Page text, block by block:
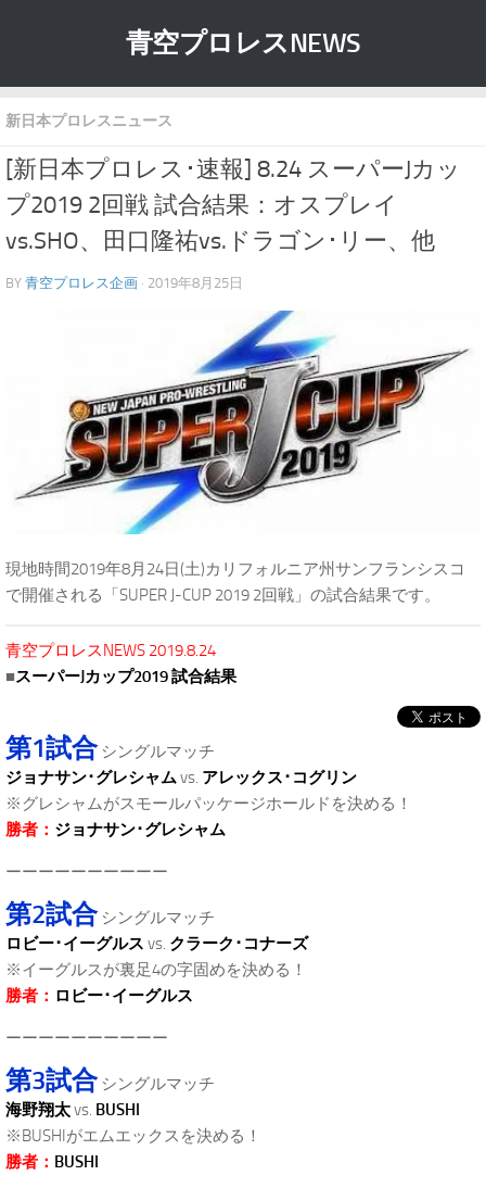
青空プロレスNEWS
新日本プロレスニュース
[新日本プロレス･速報] 8.24 スーパーJカッ
プ2019 2回戦 試合結果：オスプレイ
vs.SHO、田口隆祐vs.ドラゴン･リー、他
BY 青空プロレス企画 · 2019年8月25日
現地時間2019年8月24日(土)カリフォルニア州サンフランシスコ
で開催される「SUPER J-CUP 2019 2回戦」の試合結果です。
青空プロレスNEWS 2019.8.24
■スーパーJカップ2019 試合結果
第1試合シングルマッチ
ジョナサン･グレシャムvs. アレックス･コグリン
※グレシャムがスモールパッケージホールドを決める！
勝者： ジョナサン･グレシャム
ーーーーーーーーーー
第2試合シングルマッチ
ロビー･イーグルス vs. クラーク･コナーズ
※イーグルスが裏足4の字固めを決める！
勝者： ロビー･イーグルス
ーーーーーーーーーー
第3試合シングルマッチ
海野翔太vs. BUSHI
※BUSHIがエムエックスを決める！
勝者： BUSHI